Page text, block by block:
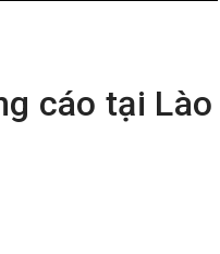
cáo tại Lào